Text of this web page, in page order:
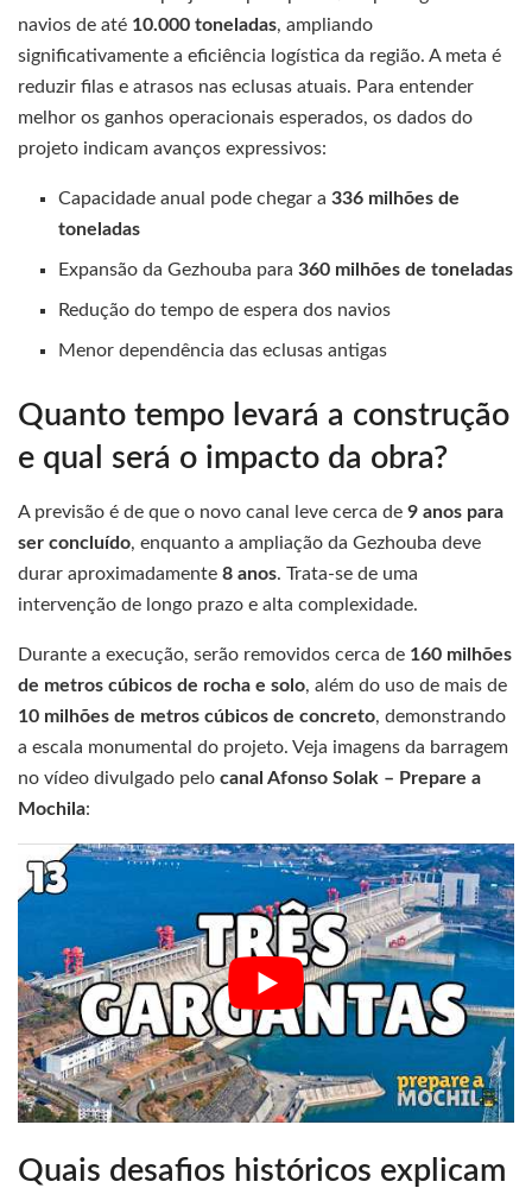
navios de até 10.000 toneladas, ampliando
significativamente a eficiência logística da região. A meta é
reduzir filas e atrasos nas eclusas atuais. Para entender
melhor os ganhos operacionais esperados, os dados do
projeto indicam avanços expressivos:
Capacidade anual pode chegar a336 milhões de
toneladas
Expansão da Gezhouba para360 milhões de toneladas
Redução do tempo de espera dos navios
Menor dependência das eclusas antigas
Quanto tempo levará a construção
e qual será o impacto da obra?
A previsão é de que o novo canal leve cerca de 9 anos para
ser concluído, enquanto a ampliação da Gezhouba deve
durar aproximadamente 8 anos. Trata-se de uma
intervenção de longo prazo e alta complexidade.
Durante a execução, serão removidos cerca de 160 milhões
de metros cúbicos de rocha e solo, além do uso de mais de
10 milhões de metros cúbicos de concreto, demonstrando
a escala monumental do projeto. Veja imagens da barragem
no vídeo divulgado pelo canal Afonso Solak – Prepare a
Mochila:
Quais desafios históricos explicam